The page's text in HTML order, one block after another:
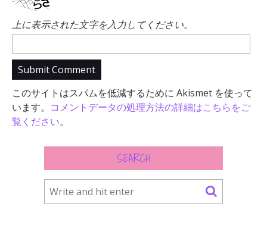
上に表示された文字を入力してください。
このサイトはスパムを低減するために Akismet を使って
います。 コメントデータの処理方法の詳細はこちらをご
覧ください。
SEARCH